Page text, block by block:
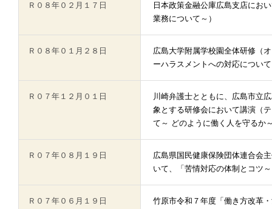
Ｒ０８年０２月１７日
日本政策金融公庫広島支店にお
業務について～）
Ｒ０８年０１月２８日
広島大学附属学校園全体研修（
ーハラスメントへの対応につい
Ｒ０７年１２月０１日
川崎弁護士とともに、広島市立
象とする研修会において講演（
て～ どのように働く人を守るか
Ｒ０７年０８月１９日
広島県国民健康保険団体連合会
いて、「苦情対応の体制とコツ
Ｒ０７年０６月１９日
竹原市令和７年度「働き方改革